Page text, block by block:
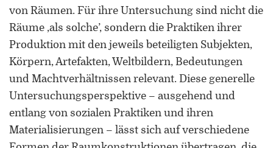
Publikationen
von Räumen. Für ihre Untersuchung sind nicht die
Räume ‚als solche’, sondern die Praktiken ihrer
Produktion mit den jeweils beteiligten Subjekten,
Körpern, Artefakten, Weltbildern, Bedeutungen
und Machtverhältnissen relevant. Diese generelle
Untersuchungsperspektive – ausgehend und
entlang von sozialen Praktiken und ihren
Materialisierungen – lässt sich auf verschiedene